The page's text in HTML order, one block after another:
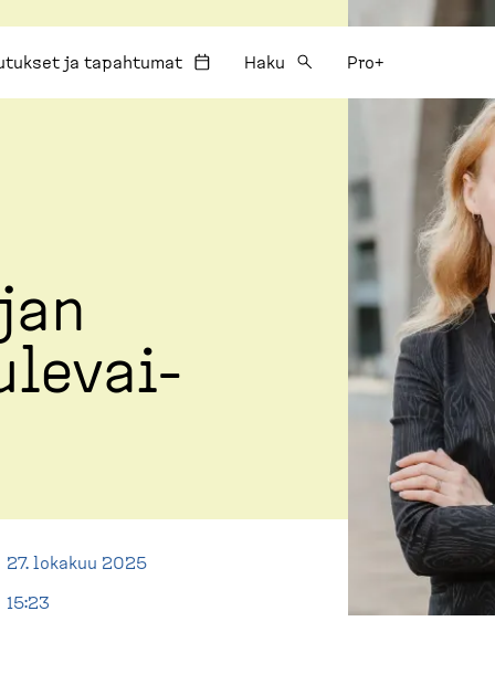
ja tapahtumat Haku Pro+
27. lokakuu 2025
15:23